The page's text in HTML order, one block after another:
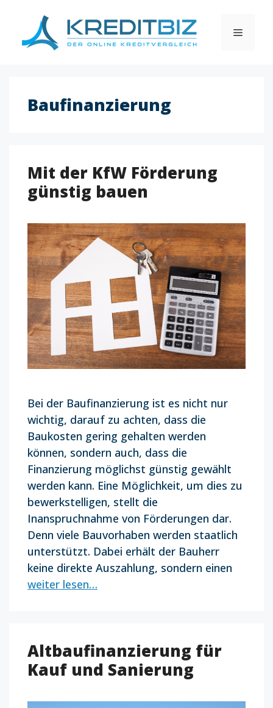
content
MENU
Baufinanzierung
Mit der KfW Förderung
günstig bauen
Bei der Baufinanzierung ist es nicht nur
wichtig, darauf zu achten, dass die
Baukosten gering gehalten werden
können, sondern auch, dass die
Finanzierung möglichst günstig gewählt
werden kann. Eine Möglichkeit, um dies zu
bewerkstelligen, stellt die
Inanspruchnahme von Förderungen dar.
Denn viele Bauvorhaben werden staatlich
unterstützt. Dabei erhält der Bauherr
keine direkte Auszahlung, sondern einen
weiter lesen…
Altbaufinanzierung für
Kauf und Sanierung